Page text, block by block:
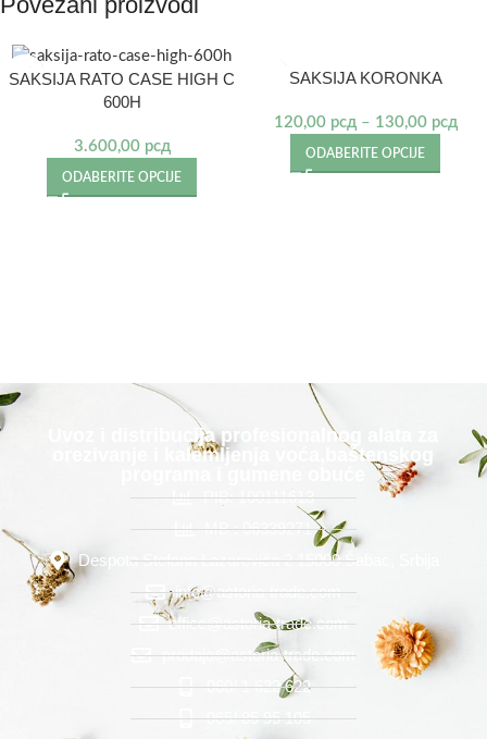
SAKSIJA RATO CASE HIGH C
600H
3.600,00 рсд
ODABERITE OPCIJE
SAKSIJA KORONKA
120,00 рсд – 130,00 рсд
ODABERITE OPCIJE
Uvoz i distribucija profesionalnog alata za
orezivanje i kalemljenja voća,baštenskog
PIB: 100111613
MB : 06339271
Despota Stefana Lazarevića 2 15000 Šabac, Srbija
info@astoria-trade.com
office@astoria-trade.com
prodaja@astoria-trade.com
060/ 1 622 622
065/ 85 95 105